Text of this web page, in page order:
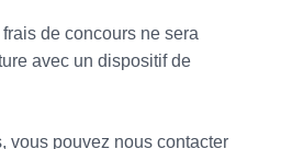
de concours ne sera
avec un dispositif de
vous pouvez nous contacter